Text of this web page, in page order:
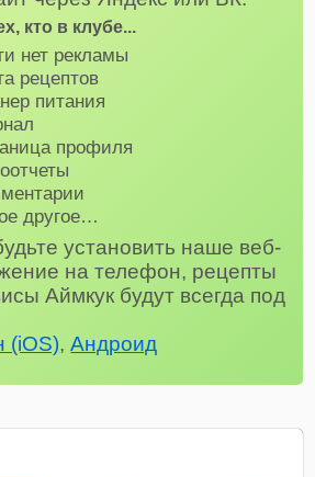
кто в клубе...
нет рекламы
рецептов
питания
профиля
другое…
установить наше веб-
на телефон, рецепты
Аймкук будут всегда под
(iOS),Андроид